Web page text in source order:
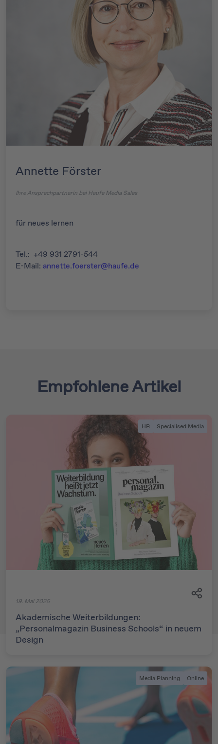
Annette Förster
Ihre Ansprechpartnerin bei Haufe Media Sales
für neues lernen
Tel.: +49 931 2791-544
E-Mail: annette.foerster@haufe.de
Empfohlene Artikel
HR Specialised Media
19. Mai 2025
Akademische Weiterbildungen:
„Personalmagazin Business Schools“ in neuem
Design
Media Planning Online